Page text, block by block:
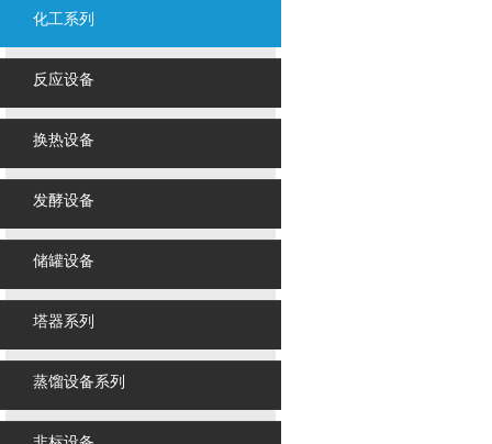
化工系列
反应设备
换热设备
发酵设备
储罐设备
塔器系列
蒸馏设备系列